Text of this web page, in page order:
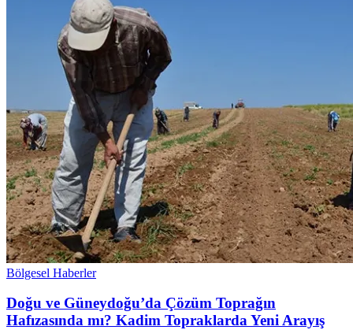
Bölgesel Haberler
Doğu ve Güneydoğu’da Çözüm Toprağın
Hafızasında mı? Kadim Topraklarda Yeni Arayış